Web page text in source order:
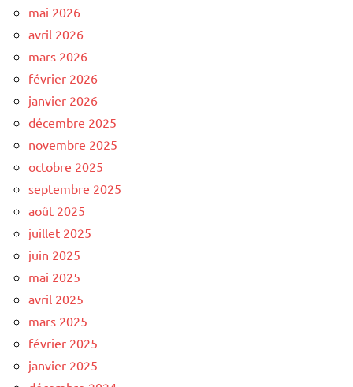
mai 2026
avril 2026
mars 2026
février 2026
janvier 2026
décembre 2025
novembre 2025
octobre 2025
septembre 2025
août 2025
juillet 2025
juin 2025
mai 2025
avril 2025
mars 2025
février 2025
janvier 2025